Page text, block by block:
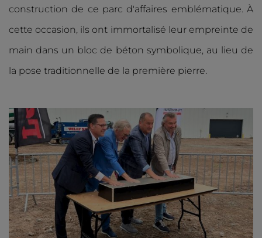
construction de ce parc d'affaires emblématique. À
cette occasion, ils ont immortalisé leur empreinte de
main dans un bloc de béton symbolique, au lieu de
la pose traditionnelle de la première pierre.